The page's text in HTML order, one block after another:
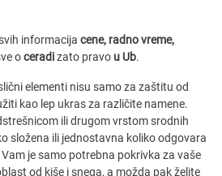
informacija cene, radno vreme,
oceradizato pravo u Ub.
elementi nisu samo za zaštitu od
kao lep ukras za različite namene.
ili drugom vrstom srodnih
složena ili jednostavna koliko odgovara
je samo potrebna pokrivka za vaše
od kiše i snega, a možda pak želite